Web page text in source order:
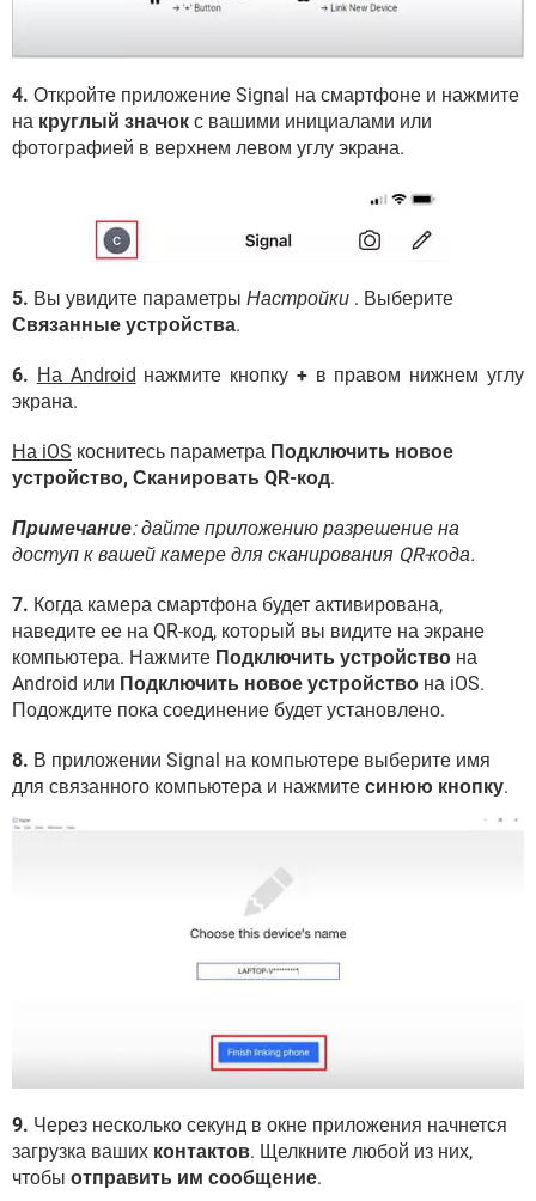
4. Откройте приложение Signal на смартфоне и нажмите
на круглый значок с вашими инициалами или
фотографией в верхнем левом углу экрана.
5. Вы увидите параметры Настройки . Выберите
Связанные устройства.
6. На Android нажмите кнопку +в правом нижнем углу
экрана.
На iOS коснитесь параметра Подключить новое
устройство, Сканировать QR-код.
Примечание: дайте приложению разрешение на
доступ к вашей камере для сканирования QR-кода.
7. Когда камера смартфона будет активирована,
наведите ее на QR-код, который вы видите на экране
компьютера. Нажмите Подключить устройство на
Android или Подключить новое устройство на iOS.
Подождите пока соединение будет установлено.
8. В приложении Signal на компьютере выберите имя
для связанного компьютера и нажмите синюю кнопку.
9. Через несколько секунд в окне приложения начнется
загрузка ваших контактов. Щелкните любой из них,
чтобы отправить им сообщение.